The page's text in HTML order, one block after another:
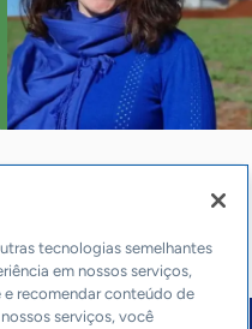
tecnologias semelhantes
em nossos serviços,
recomendar conteúdo de
serviços, você